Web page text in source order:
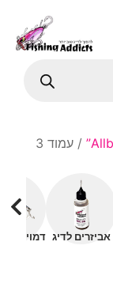
/ עמוד 3
אביזרים לדיג דמויים